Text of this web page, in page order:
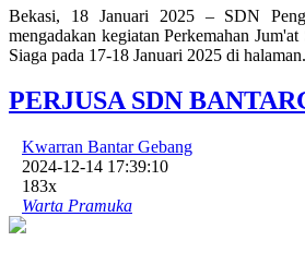
Bekasi, 18 Januari 2025 – SDN
mengadakan kegiatan Perkemahan Jum'at
Siaga pada 17-18 Januari 2025 di
PERJUSA SDN
Kwarran Bantar Gebang
2024-12-14 17:39:10
183x
Warta Pramuka